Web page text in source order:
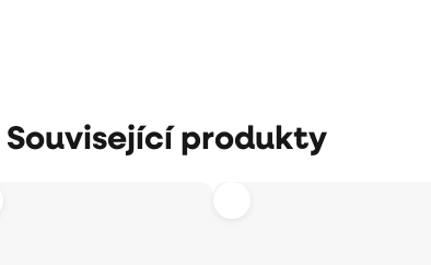
Související produkty